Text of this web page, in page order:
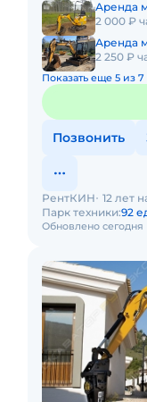
Аренда
2 000 ₽
Аренда
2 250 ₽
Показать еще 5 из 7
Позвонить
Обновлено сегодня
РентКИН 12 лет
Парк техники:92